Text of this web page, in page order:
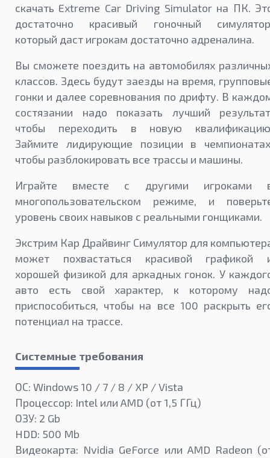
скачать Extreme Car Driving Simulator на ПК.
достаточно красивый гоночный
который даст игрокам достаточно адреналина.
Вы сможете поездить на автомобилях
классов. Здесь будут заезды на время,
гонки и далее соревнования по дрифту. В
состязании надо показать лучший
чтобы переходить в новую
Займите лидирующие позиции в
чтобы разблокировать все трассы и машины.
Играйте вместе с другими игроками
многопользовательском режиме, и
уровень своих навыков с реальными гонщиками.
Экстрим Кар Драйвинг Симулятор для
может похвастаться красивой графикой
хорошей физикой для аркадных гонок. У
авто есть свой характер, к которому
приспособиться, чтобы на все 100 раскрыть
потенциал на трассе.
Системные требования
ОС: Windows 10 / 7 / 8 / XP / Vista
Процессор: Intel или AMD (от 1,5 ГГц)
ОЗУ: 2 Gb
HDD: 500 Mb
Видеокарта: Nvidia GeForce или AMD Radeon